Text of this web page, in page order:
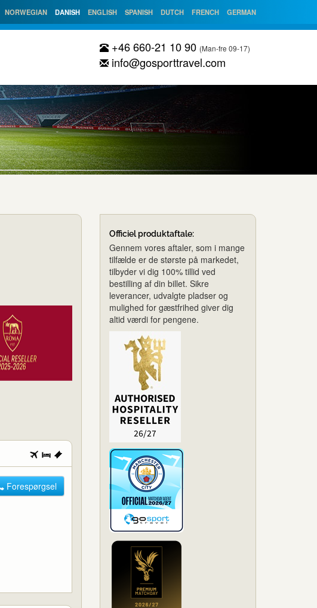
NORWEGIAN DANISH ENGLISH SPANISH DUTCH FRENCH GERMAN
+46 660-21 10 90 (Man-fre 09-17)
info@gosporttravel.com
Forespørgsel
Officiel produktaftale:
Gennem vores aftaler, som i mange
tilfælde er de største på markedet,
tilbyder vi dig 100% tillid ved
bestilling af din billet. Sikre
leverancer, udvalgte pladser og
mulighed for gæstfrihed giver dig
altid værdi for pengene.